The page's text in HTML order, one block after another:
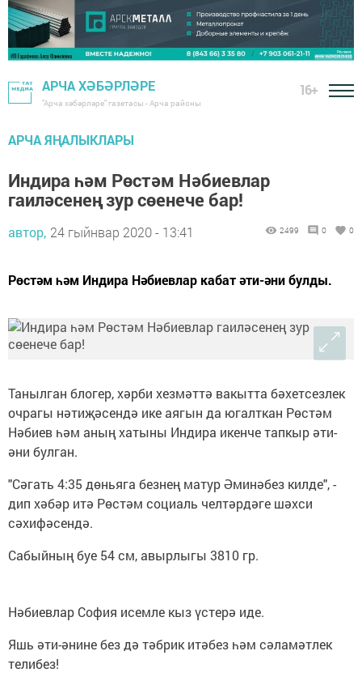
АРЧА ХӘБӘРЛӘРЕ
"Арча хәбәрләре" газетасы - Арча районы
16+
АРЧА ЯҢАЛЫКЛАРЫ
Индира һәм Рөстәм Нәбиевлар
гаиләсенең зур сөенече бар!
автор, 24 гыйнвар 2020 - 13:41 2499 0 0
Рөстәм һәм Индира Нәбиевлар кабат әти-әни булды.
Танылган блогер, хәрби хезмәттә вакытта бәхетсезлек
очрагы нәтиҗәсендә ике аягын да югалткан Рөстәм
Нәбиев һәм аның хатыны Индира икенче тапкыр әти-
әни булган.
"Сәгать 4:35 дөньяга безнең матур Әминәбез килде", -
дип хәбәр итә Рөстәм социаль челтәрдәге шәхси
сәхифәсендә.
Сабыйның буе 54 см, авырлыгы 3810 гр.
Нәбиевлар София исемле кыз үстерә иде.
Яшь әти-әнине без дә тәбрик итәбез һәм сәламәтлек
телибез!